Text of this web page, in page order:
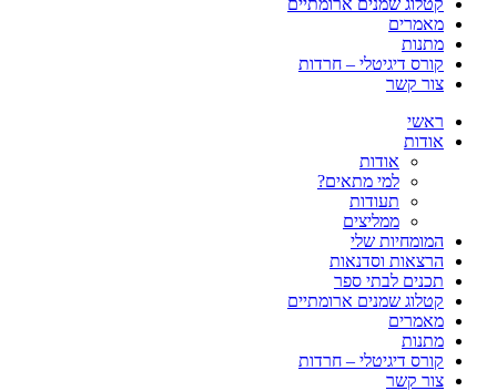
קטלוג שמנים ארומתיים
מאמרים
מתנות
קורס דיגיטלי – חרדות
צור קשר
ראשי
אודות
אודות
למי מתאים?
תעודות
ממליצים
המומחיות שלי
הרצאות וסדנאות
תכנים לבתי ספר
קטלוג שמנים ארומתיים
מאמרים
מתנות
קורס דיגיטלי – חרדות
צור קשר